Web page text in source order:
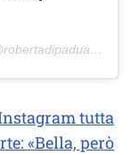
in data:
tutta
«Bella, però